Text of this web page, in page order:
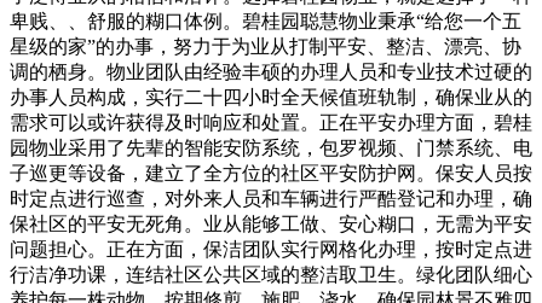
卑贱、、舒服的糊口体例。碧桂园聪慧物业秉承“给您一个五
星级的家”的办事，努力于为业从打制平安、整洁、漂亮、协
调的栖身。物业团队由经验丰硕的办理人员和专业技术过硬的
办事人员构成，实行二十四小时全天候值班轨制，确保业从的
需求可以或许获得及时响应和处置。正在平安办理方面，碧桂
园物业采用了先辈的智能安防系统，包罗视频、门禁系统、电
子巡更等设备，建立了全方位的社区平安防护网。保安人员按
时定点进行巡查，对外来人员和车辆进行严酷登记和办理，确
保社区的平安无死角。业从能够工做、安心糊口，无需为平安
问题担心。正在方面，保洁团队实行网格化办理，按时定点进
行洁净功课，连结社区公共区域的整洁取卫生。绿化团队细心